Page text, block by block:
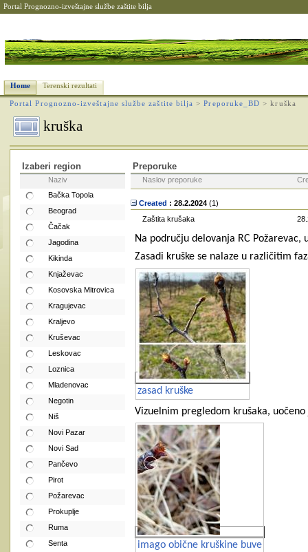
Portal Prognozno-izveštajne službe zaštite bilja
Home Terenski rezultati
Portal Prognozno-izveštajne službe zaštite bilja >Preporuke_BD >kruška
kruška
Izaberi region
Naziv
Bačka Topola
Beograd
Čačak
Jagodina
Kikinda
Knjaževac
Kosovska Mitrovica
Kragujevac
Kraljevo
Kruševac
Leskovac
Loznica
Mladenovac
Negotin
Niš
Novi Pazar
Novi Sad
Pančevo
Pirot
Požarevac
Prokuplje
Ruma
Senta
Preporuke
Naslov preporuke
Created : 28.2.2024 ‎(1)
Zaštita krušaka
Na području delovanja RC
Zasadi kruške se nalaze u različitim
zasad kruške
Vizuelnim pregledom krušaka,
imago obične kruškine buve